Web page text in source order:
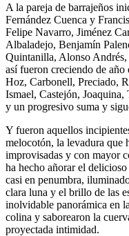
A la pareja de barrajeños
Fernández Cuenca y
Felipe Navarro, Jiménez
Albaladejo, Benjamín
Quintanilla, Alonso
así fueron creciendo de
Hoz, Carbonell, Preciado,
Ismael, Castejón,
y un progresivo suma y
Y fueron aquellos
melocotón, la levadura que
improvisadas y con mayor
ha hecho añorar el
casi en penumbra,
clara luna y el brillo de las
inolvidable panorámica en
colina y saborearon la
proyectada intimidad.